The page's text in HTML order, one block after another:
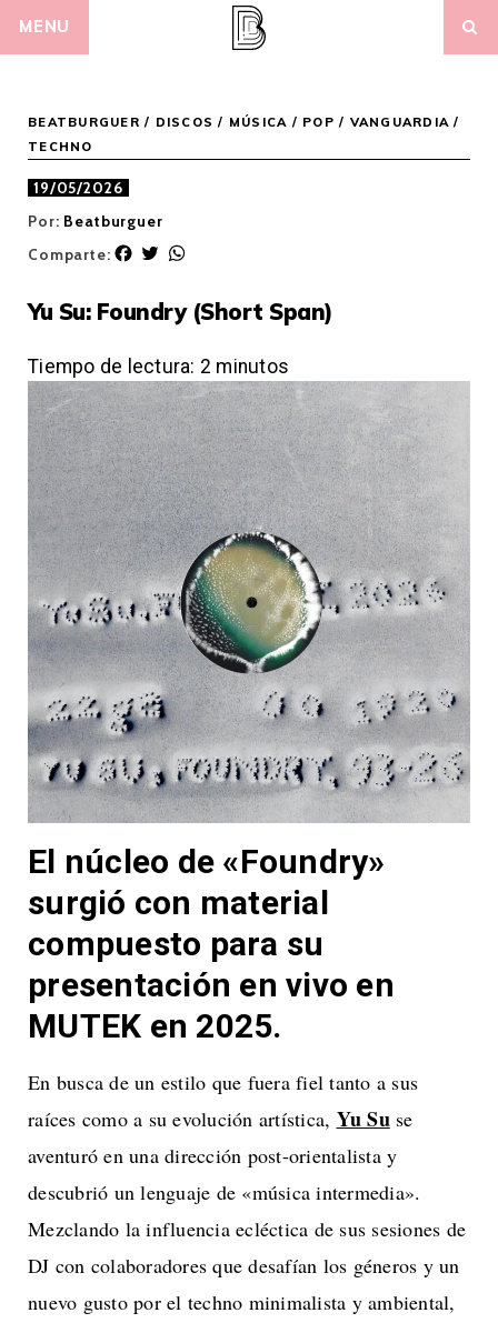
MENU
BEATBURGUER / DISCOS / MÚSICA / POP / VANGUARDIA /
TECHNO
19/05/2026
Por: Beatburguer
Comparte:
F
e
o
o
k
T
t
e
r
t
A
p
p
Yu Su: Foundry (Short Span)
Tiempo de lectura: 2 minutos
El núcleo de «Foundry»
surgió con material
compuesto para su
presentación en vivo en
MUTEK en 2025.
En busca de un estilo que fuera fiel tanto a sus
raíces como a su evolución artística, Yu Suse
aventuró en una dirección post-orientalista y
descubrió un lenguaje de «música intermedia».
Mezclando la influencia ecléctica de sus sesiones de
DJ con colaboradores que desafían los géneros y un
nuevo gusto por el techno minimalista y ambiental,